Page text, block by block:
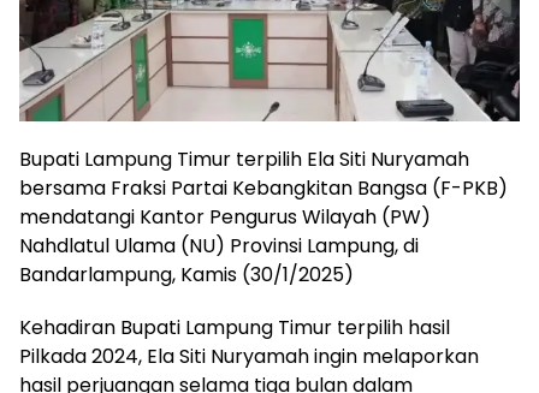
Bupati Lampung Timur terpilih Ela Siti Nuryamah
bersama Fraksi Partai Kebangkitan Bangsa (F-PKB)
mendatangi Kantor Pengurus Wilayah (PW)
Nahdlatul Ulama (NU) Provinsi Lampung, di
Bandarlampung, Kamis (30/1/2025)
Kehadiran Bupati Lampung Timur terpilih hasil
Pilkada 2024, Ela Siti Nuryamah ingin melaporkan
hasil perjuangan selama tiga bulan dalam